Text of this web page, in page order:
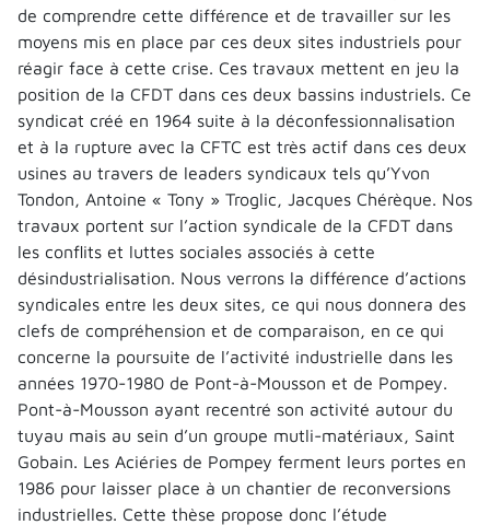
de comprendre cette différence et de travailler sur les
moyens mis en place par ces deux sites industriels pour
réagir face à cette crise. Ces travaux mettent en jeu la
position de la CFDT dans ces deux bassins industriels. Ce
syndicat créé en 1964 suite à la déconfessionnalisation
et à la rupture avec la CFTC est très actif dans ces deux
usines au travers de leaders syndicaux tels qu’Yvon
Tondon, Antoine « Tony » Troglic, Jacques Chérèque. Nos
travaux portent sur l’action syndicale de la CFDT dans
les conflits et luttes sociales associés à cette
désindustrialisation. Nous verrons la différence d’actions
syndicales entre les deux sites, ce qui nous donnera des
clefs de compréhension et de comparaison, en ce qui
concerne la poursuite de l’activité industrielle dans les
années 1970-1980 de Pont-à-Mousson et de Pompey.
Pont-à-Mousson ayant recentré son activité autour du
tuyau mais au sein d’un groupe mutli-matériaux, Saint
Gobain. Les Aciéries de Pompey ferment leurs portes en
1986 pour laisser place à un chantier de reconversions
industrielles. Cette thèse propose donc l’étude